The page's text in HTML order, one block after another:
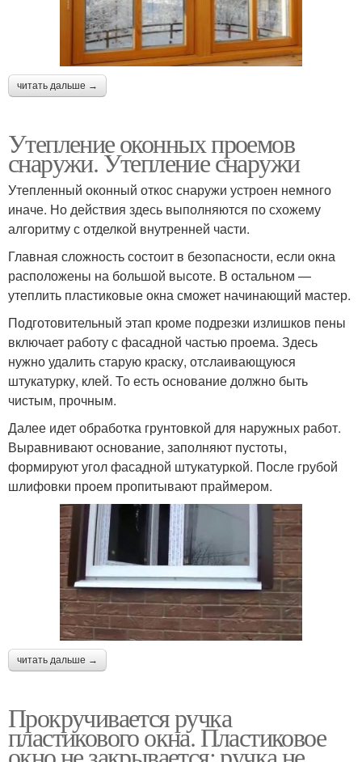
читать дальше →
Утепление оконных проемов
снаружи. Утепление снаружи
Утепленный оконный откос снаружи устроен немного
иначе. Но действия здесь выполняются по схожему
алгоритму с отделкой внутренней части.
Главная сложность состоит в безопасности, если окна
расположены на большой высоте. В остальном —
утеплить пластиковые окна сможет начинающий мастер.
Подготовительный этап кроме подрезки излишков пены
включает работу с фасадной частью проема. Здесь
нужно удалить старую краску, отслаивающуюся
штукатурку, клей. То есть основание должно быть
чистым, прочным.
Далее идет обработка грунтовкой для наружных работ.
Выравнивают основание, заполняют пустоты,
формируют угол фасадной штукатуркой. После грубой
шлифовки проем пропитывают праймером.
читать дальше →
Прокручивается ручка
пластикового окна. Пластиковое